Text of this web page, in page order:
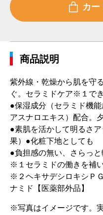
商品説明
紫外線・乾燥から肌を守
ぐ。セラミドケア※１で
●保湿成分（セラミド機
アスナロエキス）配合。
●素肌を活かして明るさ
果）●化粧下地としても
●負担感の無い、さらっと
※１セラミドの働きを補
※２ヘキサデシロキシＰ
ナミド【医薬部外品】
※写真はイメージです。